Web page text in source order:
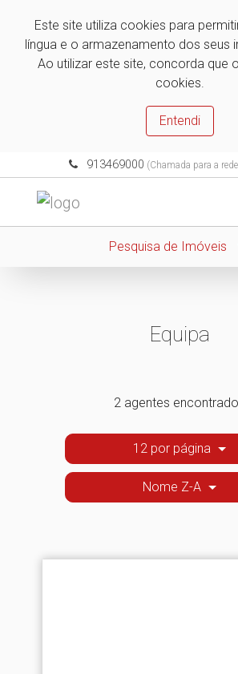
Este site utiliza cookies para
língua e o armazenamento dos seus
Ao utilizar este site, concorda que
cookies.
Entendi
913469000 (Chamada para a
Pesquisa de Imóveis
Equipa
2 agentes
12 por página
Nome Z-A